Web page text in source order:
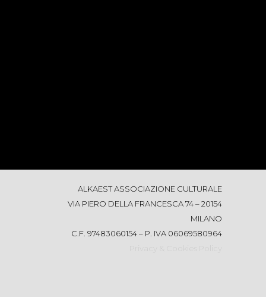
ALKAEST ASSOCIAZIONE CULTURALE
VIA PIERO DELLA FRANCESCA 74 – 20154
MILANO
C.F. 97483060154 – P. IVA 06069580964